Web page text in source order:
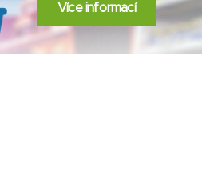
Více informací